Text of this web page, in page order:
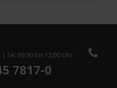
SA: 09:30 bis 12:00 Uhr
7817-0